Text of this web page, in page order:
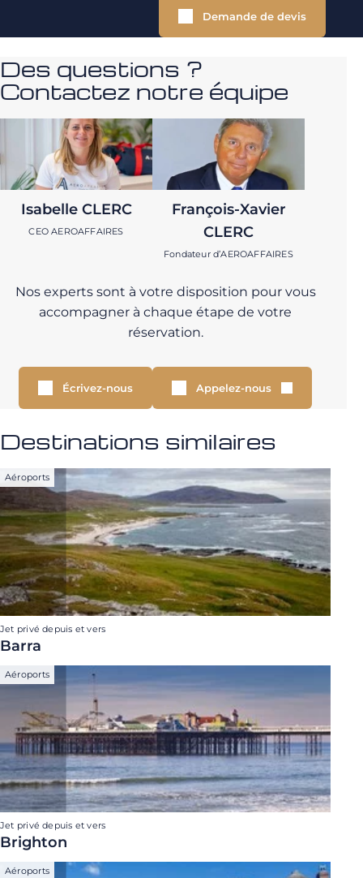
Demande de devis
Des questions ?
Contactez notre équipe
Isabelle CLERC
CEO AEROAFFAIRES
François-Xavier
CLERC
Fondateur d’AEROAFFAIRES
Nos experts sont à votre disposition pour vous
accompagner à chaque étape de votre
réservation.
Écrivez-nous Appelez-nous
Destinations similaires
Aéroports
Jet privé depuis et vers
Barra
Aéroports
Jet privé depuis et vers
Brighton
Aéroports